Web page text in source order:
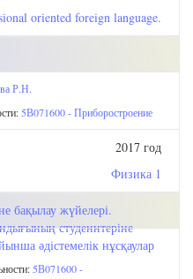
oriented foreign language.
Р.Н.
5В071600 - Приборостроение
2017 год
Физика 1
бақылау жүйелері.
студеннтеріне
әдістемелік нұсқаулар
5В071600 -